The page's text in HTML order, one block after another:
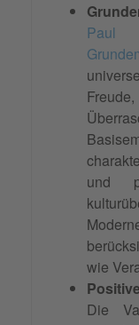
Paul
und
wie
Die